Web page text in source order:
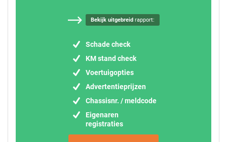
Bekijk uitgebreidrapport:
Schade check
KM stand check
Voertuigopties
Advertentieprijzen
Chassisnr. / meldcode
Eigenaren
registraties